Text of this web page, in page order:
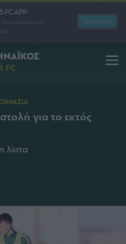
FC APP
ανανεωμένη
Download
FC
για το εκτός
λίστα